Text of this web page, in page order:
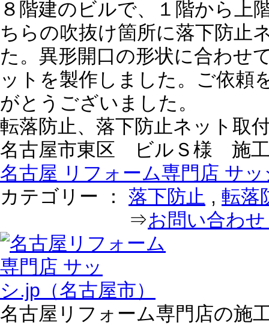
８階建のビルで、１階から上
ちらの吹抜け箇所に落下防止
た。異形開口の形状に合わせ
ットを製作しました。ご依頼
がとうございました。
転落防止、落下防止ネット
名古屋市東区 ビルＳ様 施工
名古屋 リフォーム専門店 サ
カテゴリー ： 落下防止 , 転落
⇒お問い合わ
名古屋リフォーム専門店の施